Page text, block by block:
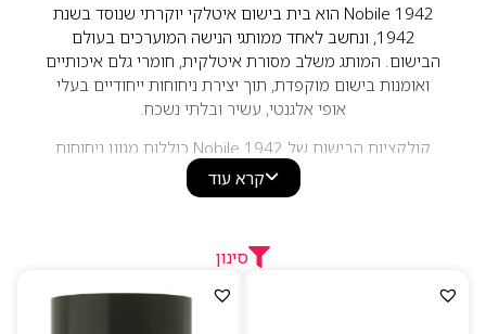
Nobile 1942 הוא בית בישום איטלקי יוקרתי שנוסד בשנת
1942, ונחשב לאחד ממותגי הנישה המוערכים בעולם
הבישום. המותג משלב מסורת איטלקית, חומרי גלם איכותיים
ואומנות בישום מוקפדת, תוך יצירת ניחוחות ייחודיים בעלי
אופי אלגנטי, עשיר ובלתי נשכח.
קולקציות הבישום של Nobile 1942 כוללות מגוון ניחוחות
לנשים ולגברים, החל מניחוחות פרחוניים ופירותיים ועד
לניחוחות עציים, מזרחיים וגורמנדיים. המותג ידוע בתשומת
נישה בעלי עמידות גבוהה ואופי ייחודי, המיועדים לחובבי
בישום המחפשים חוויה יוקרתית ומקורית.
קרא עוד
סינון